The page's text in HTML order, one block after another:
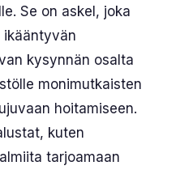
Se on askel, joka
kysynnän osalta
monimutkaisten
hoitamiseen.
kuten
tarjoamaan